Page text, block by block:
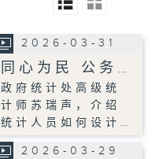
2026-03-31
同心为民 公务…
政府统计处高级统
计师苏瑞声，介绍
统计人员如何设计…
2026-03-29